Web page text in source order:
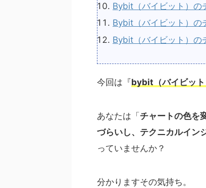
Bybit（バイビット）の
Bybit（バイビット）の
Bybit（バイビット）の
今回は『bybit（バイビット
あなたは「 チャートの色を
づらいし、テクニカルイン
っていませんか？
分かりますその気持ち。